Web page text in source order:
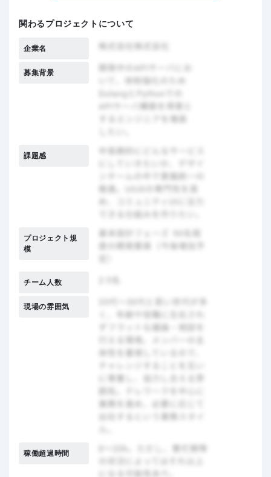
関わるプロジェクトについて
企業名
募集背景
課題感
プロジェクト規
模
チーム人数
現場の雰囲気
稼働超過時間